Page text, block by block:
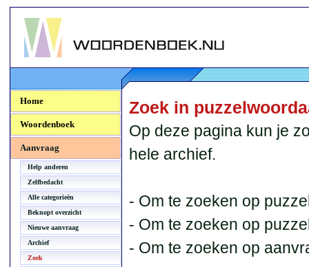
Woordenboek.NU
Home
Woordenboek
Aanvraag
Help anderen
Zelfbedacht
Alle categorieën
Beknopt overzicht
Nieuwe aanvraag
Archief
Zoek
Zoek in
Op deze pagina kun je
hele archief.
- Om te zoeken op
- Om te zoeken op
- Om te zoeken op